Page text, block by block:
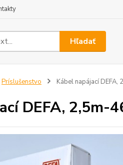
Hľadať
Príslušenstvo Kábel napájací
DEFA, 2,5m-